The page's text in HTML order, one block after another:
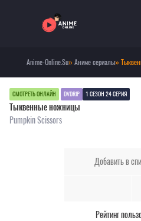
Anime-Online.Su»Аниме сериалы»
СМОТРЕТЬ ОНЛАЙН DVDRIP 1 СЕЗОН 24 СЕРИЯ
Тыквенные ножницы
Pumpkin Scissors
Добавить в
Рейтинг